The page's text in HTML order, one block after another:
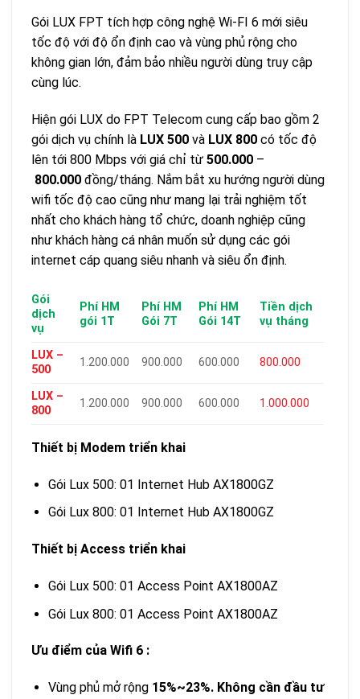
Gói LUX FPT tích hợp công nghệ Wi-FI 6 mới siêu
tốc độ với độ ổn định cao và vùng phủ rộng cho
không gian lớn, đảm bảo nhiều người dùng truy cập
cùng lúc.
Hiện gói LUX do FPT Telecom cung cấp bao gồm 2
gói dịch vụ chính là LUX 500 và LUX 800 có tốc độ
lên tới 800 Mbps với giá chỉ từ 500.000 –
800.000 đồng/tháng. Nắm bắt xu hướng người dùng
wifi tốc độ cao cũng như mang lại trải nghiệm tốt
nhất cho khách hàng tổ chức, doanh nghiệp cũng
như khách hàng cá nhân muốn sử dụng các gói
internet cáp quang siêu nhanh và siêu ổn định.
Gói
dịch
vụ
Phí HM
gói 1T
Phí HM
Gói 7T
Phí HM
Gói 14T
Tiền dịch
vụ tháng
LUX –
500
1.200.000 900.000 600.000 800.000
LUX –
800
1.200.000 900.000 600.000 1.000.000
Thiết bị Modem triển khai
Gói Lux 500: 01 Internet Hub AX1800GZ
Gói Lux 800: 01 Internet Hub AX1800GZ
Thiết bị Access triển khai
Gói Lux 500: 01 Access Point AX1800AZ
Gói Lux 800: 01 Access Point AX1800AZ
Ưu điểm của Wifi 6 :
Vùng phủ mở rộng 15%~23%. Không cần đầu tư